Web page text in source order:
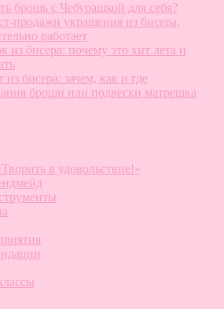
брошь с Чебурашкой для себя?
продажи украшения из бисера,
работает
из бисера: почему это хит лета и
бисера: зачем, как и где
броши или подвески матрешка
в удовольствие!»